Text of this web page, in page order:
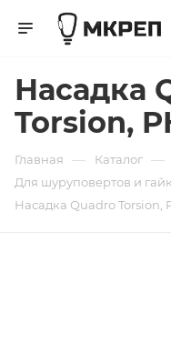
Насадка
Torsion,
Главная — Каталог —
Для шуруповертов и
Насадка Quadro Torsion,